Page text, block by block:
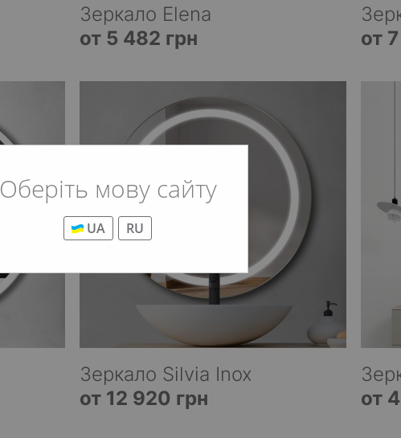
Оберіть мову сайту
UA RU
Зеркало Elena
от 5 482 грн
от
Зеркало Silvia Inox
от 12 920 грн
от